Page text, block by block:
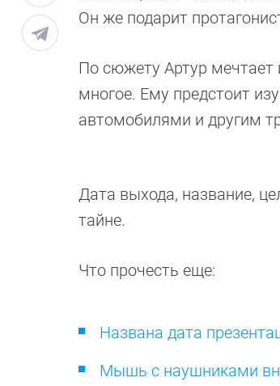
Он же подарит
По сюжету Артур мечтает
многое. Ему предстоит
автомобилями и другим
Дата выхода, название,
тайне.
Что прочесть еще:
Названа дата
Мышь с наушниками